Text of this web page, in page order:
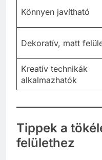
Könnyen javítható
Dekoratív, matt
Kreatív technikák
alkalmazhatók
Tippek a
felülethez